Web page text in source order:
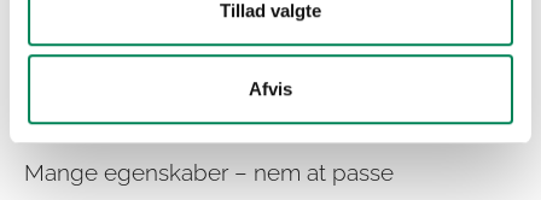
Tillad valgte
Afvis
at formere og dele med andre gennem stiklinger. Under
Covid-19 blev Begonia Maculata særligt populær på
grund af denne egenskab. Den er let at tage stiklinger
Mange egenskaber – nem at passe